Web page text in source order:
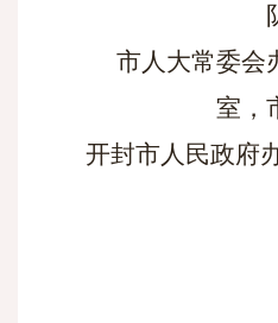
市人大常委会
室，
开封市人民政